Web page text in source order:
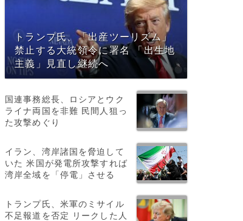
トランプ氏、「出産ツーリズム」
禁止する大統領令に署名 「出生地
主義」見直し継続へ
国連事務総長、ロシアとウク
ライナ両国を非難 民間人狙っ
た攻撃めぐり
イラン、湾岸諸国を脅迫して
いた 米国が発電所攻撃すれば
湾岸全域を「停電」させる
トランプ氏、米軍のミサイル
不足報道を否定 リークした人